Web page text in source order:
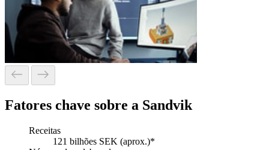
Fatores chave sobre a Sandvik
Receitas
121 bilhões SEK (aprox.)*